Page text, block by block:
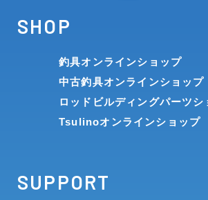
SHOP
釣具オンラインショップ
中古釣具オンラインショップ
ロッドビルディングパーツシ
Tsulinoオンラインショップ
SUPPORT